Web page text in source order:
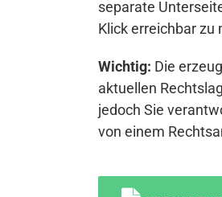
separate
Klick erreichbar zu
Wichtig: Die
aktuellen
jedoch Sie
von einem